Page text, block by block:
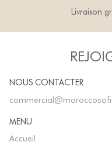
Livraison
NOUS CONTACTER
MENU
Accueil